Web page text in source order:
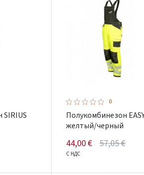
0
Полукомбинезон
желтый/черный
44,00 € 57,05 €
С НДС